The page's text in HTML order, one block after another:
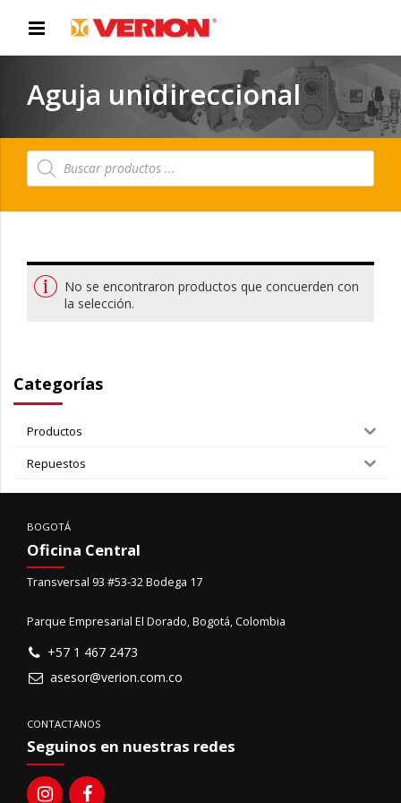
Aguja unidireccional
Búsqueda
de
No se encontraron productos que concuerden con
la selección.
Categorías
Productos
Repuestos
BOGOTÁ
Oficina Central
Transversal 93 #53-32 Bodega 17
Parque Empresarial El Dorado, Bogotá, Colombia
+57 1 467 2473
asesor@verion.com.co
CONTACTANOS
Seguinos en nuestras redes